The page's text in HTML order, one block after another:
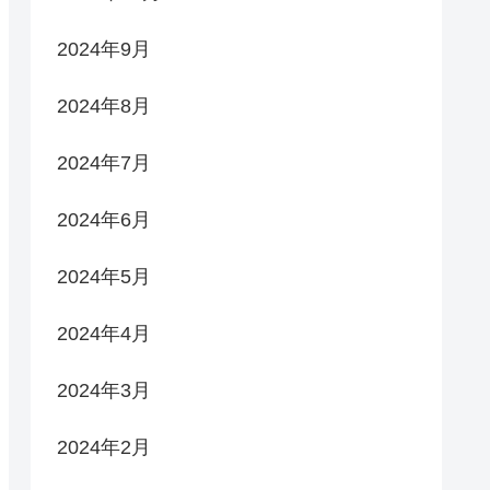
2024年9月
2024年8月
2024年7月
2024年6月
2024年5月
2024年4月
2024年3月
2024年2月